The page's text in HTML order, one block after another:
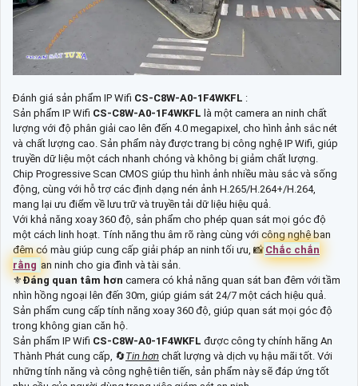
Đánh giá sản phẩm IP Wifi CS-C8W-A0-1F4WKFL :
Sản phẩm IP Wifi CS-C8W-A0-1F4WKFL là một camera an ninh chất
lượng với độ phân giải cao lên đến 4.0 megapixel, cho hình ảnh sắc nét
và chất lượng cao. Sản phẩm này được trang bị công nghệ IP Wifi, giúp
truyền dữ liệu một cách nhanh chóng và không bị giảm chất lượng.
Chip Progressive Scan CMOS giúp thu hình ảnh nhiều màu sắc và sống
động, cùng với hỗ trợ các định dạng nén ảnh H.265/H.264+/H.264,
mang lại ưu điểm về lưu trữ và truyền tải dữ liệu hiệu quả.
Với khả năng xoay 360 độ, sản phẩm cho phép quan sát mọi góc độ
một cách linh hoạt. Tính năng thu âm rõ ràng cùng với công nghệ ban
đêm có màu giúp cung cấp giải pháp an ninh tối ưu, 📸 Chắc chắn
rằng an ninh cho gia đình và tài sản.
⚜️Đáng quan tâm hơn camera có khả năng quan sát ban đêm với tầm
nhìn hồng ngoại lên đến 30m, giúp giám sát 24/7 một cách hiệu quả.
Sản phẩm cung cấp tính năng xoay 360 độ, giúp quan sát mọi góc độ
trong không gian căn hộ.
Sản phẩm IP Wifi CS-C8W-A0-1F4WKFL được công ty chính hãng An
Thành Phát cung cấp, 🔄Tin hơn chất lượng và dịch vụ hậu mãi tốt. Với
những tính năng và công nghệ tiên tiến, sản phẩm này sẽ đáp ứng tốt